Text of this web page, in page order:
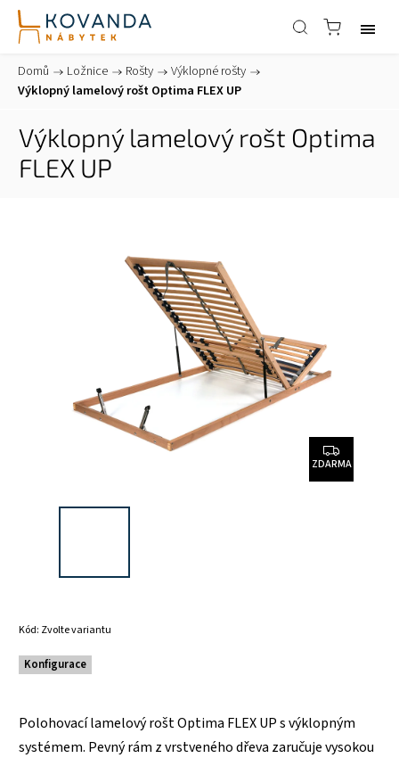
Domů / Ložnice / Rošty / Výklopné rošty /
Výklopný lamelový rošt Optima FLEX UP
Výklopný lamelový rošt Optima
FLEX UP
ZDARMA
Kód: Zvolte variantu
Konfigurace
Polohovací lamelový rošt Optima FLEX UP s výklopným
systémem. Pevný rám z vrstveného dřeva zaručuje vysokou